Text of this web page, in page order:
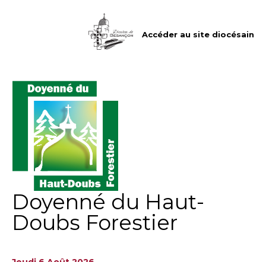
Accéder au site diocésain
Doyenné du Haut-
Doubs Forestier